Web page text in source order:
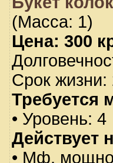
(Масса: 1)
Цена: 300
Срок жизни:
Требуется
• Уровень: 4
Действует
• Мф.